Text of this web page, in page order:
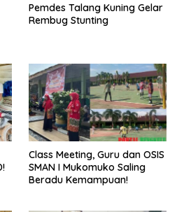
Pemdes Talang Kuning Gelar
Rembug Stunting
Class Meeting, Guru dan OSIS
SMAN I Mukomuko Saling
Beradu Kemampuan!